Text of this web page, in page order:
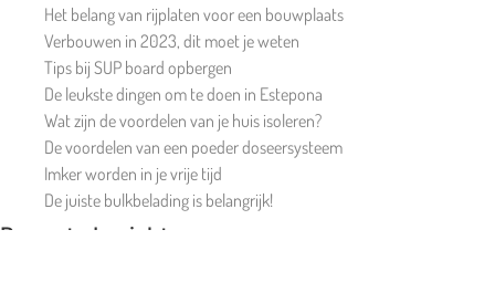
Het belang van rijplaten voor een bouwplaats
Verbouwen in 2023, dit moet je weten
Tips bij SUP board opbergen
De leukste dingen om te doen in Estepona
Wat zijn de voordelen van je huis isoleren?
De voordelen van een poeder doseersysteem
Imker worden in je vrije tijd
De juiste bulkbelading is belangrijk!
Recente berichten